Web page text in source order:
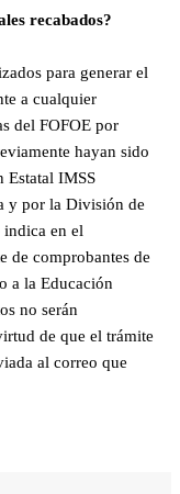
recabados?
para generar el
a cualquier
del FOFOE por
hayan sido
Estatal IMSS
y por la División de
indica en el
de comprobantes de
a la Educación
no serán
de que el trámite
al correo que